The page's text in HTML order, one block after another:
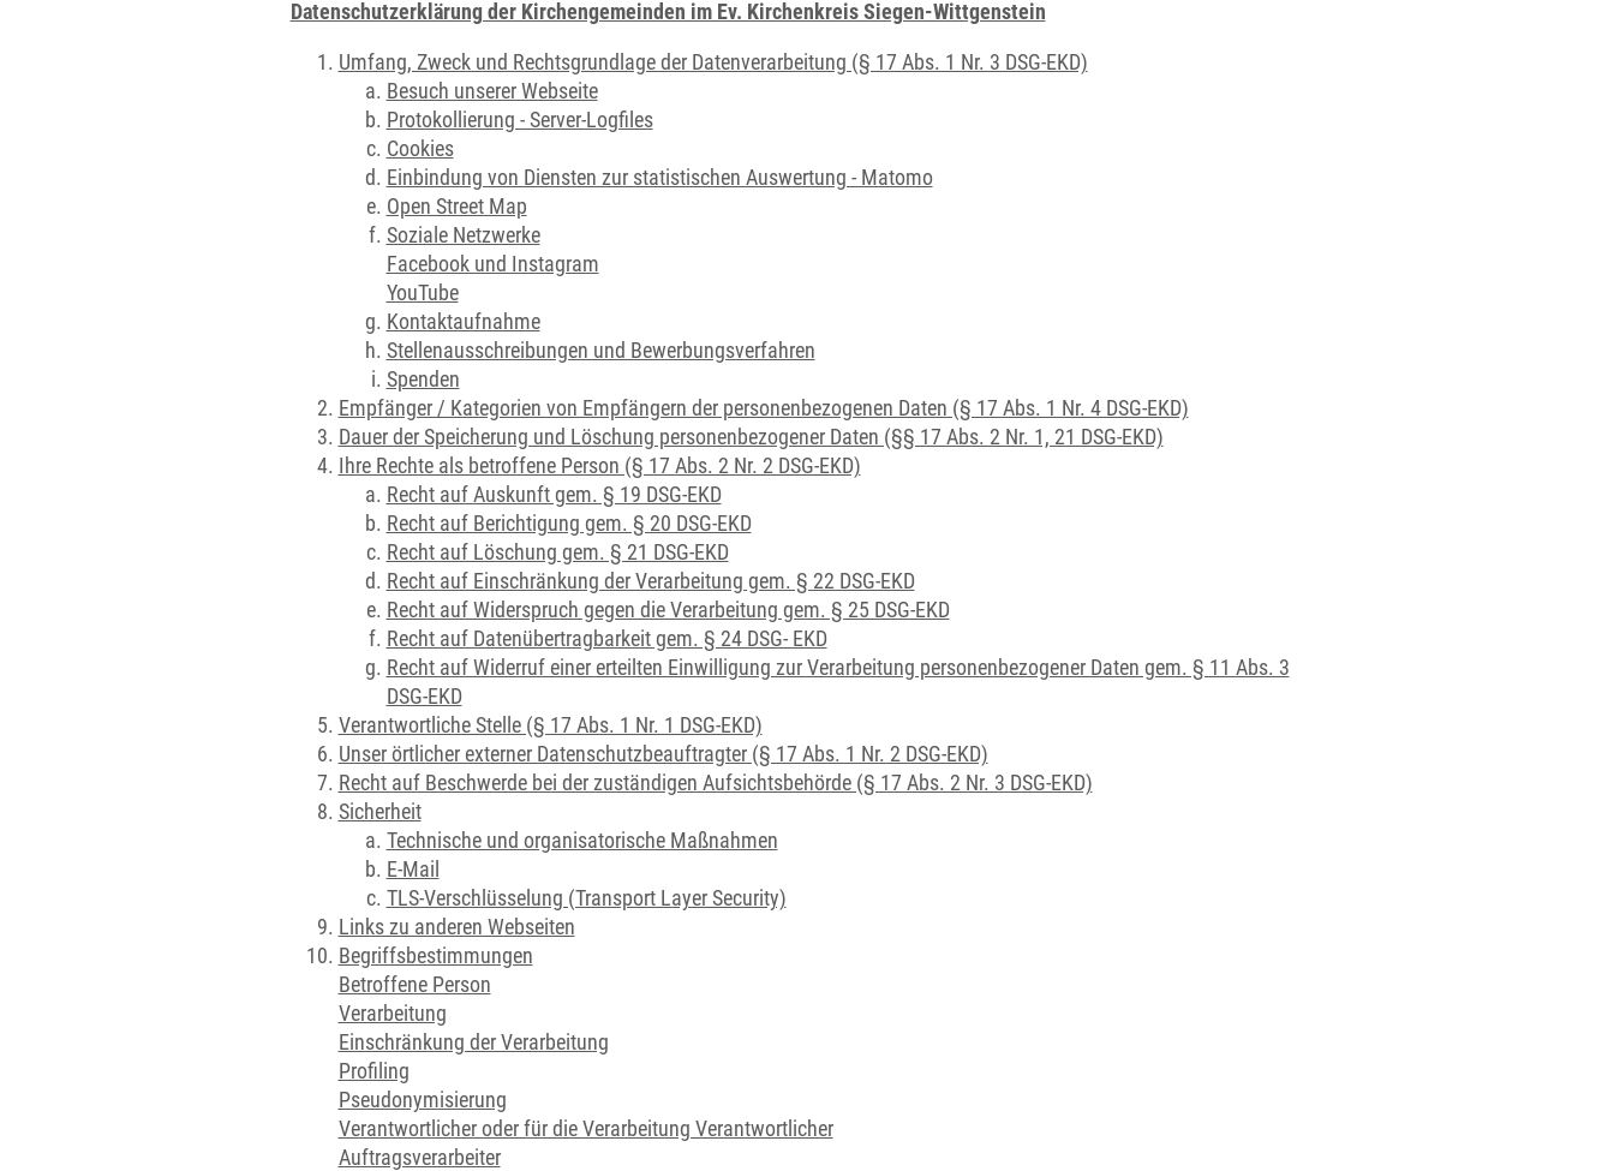
Datenschutzerklärung der Kirchengemeinden im Ev. Kirchenkreis Siegen-Wittgenstein
Umfang, Zweck und Rechtsgrundlage der Datenverarbeitung (§ 17 Abs. 1 Nr. 3 DSG-EKD)
Besuch unserer Webseite
Protokollierung - Server-Logfiles
Cookies
Einbindung von Diensten zur statistischen Auswertung - Matomo
Open Street Map
Soziale Netzwerke
Facebook und Instagram
YouTube
Kontaktaufnahme
Stellenausschreibungen und Bewerbungsverfahren
Spenden
Empfänger / Kategorien von Empfängern der personenbezogenen Daten (§ 17 Abs. 1 Nr. 4 DSG-EKD)
Dauer der Speicherung und Löschung personenbezogener Daten (§§ 17 Abs. 2 Nr. 1, 21 DSG-EKD)
Ihre Rechte als betroffene Person (§ 17 Abs. 2 Nr. 2 DSG-EKD)
Recht auf Auskunft gem. § 19 DSG-EKD
Recht auf Berichtigung gem. § 20 DSG-EKD
Recht auf Löschung gem. § 21 DSG-EKD
Recht auf Einschränkung der Verarbeitung gem. § 22 DSG-EKD
Recht auf Widerspruch gegen die Verarbeitung gem. § 25 DSG-EKD
Recht auf Datenübertragbarkeit gem. § 24 DSG- EKD
Recht auf Widerruf einer erteilten Einwilligung zur Verarbeitung personenbezogener Daten gem. § 11 Abs. 3
DSG-EKD
Verantwortliche Stelle (§ 17 Abs. 1 Nr. 1 DSG-EKD)
Unser örtlicher externer Datenschutzbeauftragter (§ 17 Abs. 1 Nr. 2 DSG-EKD)
Recht auf Beschwerde bei der zuständigen Aufsichtsbehörde (§ 17 Abs. 2 Nr. 3 DSG-EKD)
Sicherheit
Technische und organisatorische Maßnahmen
E-Mail
TLS-Verschlüsselung (Transport Layer Security)
Links zu anderen Webseiten
Begriffsbestimmungen
Betroffene Person
Verarbeitung
Einschränkung der Verarbeitung
Profiling
Pseudonymisierung
Verantwortlicher oder für die Verarbeitung Verantwortlicher
Auftragsverarbeiter